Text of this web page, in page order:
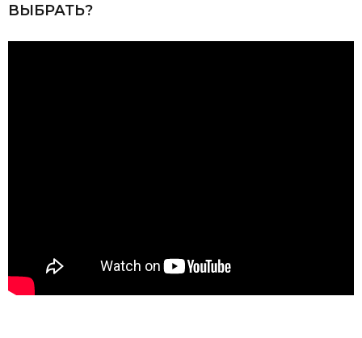
ВЫБРАТЬ?